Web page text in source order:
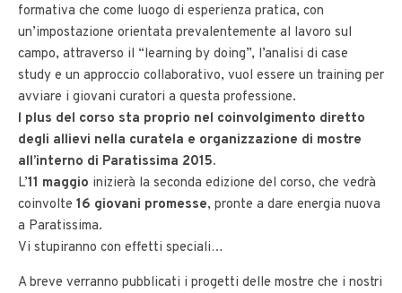
formativa che come luogo di esperienza pratica, con
un’impostazione orientata prevalentemente al lavoro sul
campo, attraverso il “learning by doing”, l’analisi di case
study e un approccio collaborativo, vuol essere un training per
avviare i giovani curatori a questa professione.
l plus del corso sta proprio nel coinvolgimento diretto
degli allievi nella curatela e organizzazione di mostre
all’interno di Paratissima 2015.
L’11 maggio inizierà la seconda edizione del corso, che vedrà
coinvolte 16 giovani promesse, pronte a dare energia nuova
a Paratissima.
Vi stupiranno con effetti speciali…
A breve verranno pubblicati i progetti delle mostre che i nostri